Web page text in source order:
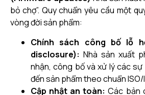
bỏ chợ”. Quy chuẩn yêu cầu một
vòng đời sản phẩm:
Chính sách công bố lỗ
disclosure): Nhà sản xuất
nhận, công bố và xử lý các sự
đến sản phẩm theo chuẩn ISO/
Cập nhật an toàn: Các bản